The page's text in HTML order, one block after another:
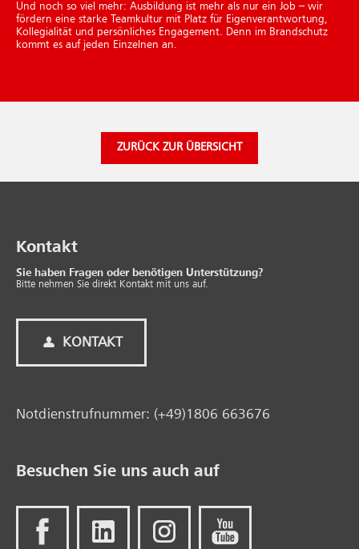
Und noch so viel mehr: Ausbildung ist mehr als nur ein Job – wir
fördern eine starke Teamkultur mit Platz für Eigenverantwortung,
Kollegialität und persönliches Engagement. Denn im Brandschutz
kommt es auf jeden Einzelnen an.
ZURÜCK ZUR ÜBERSICHT
Kontakt
Sie haben Fragen oder benötigen Unterstützung?
Bitte nehmen Sie direkt Kontakt mit uns auf.
KONTAKT
Notdienstrufnummer: (+49)1806 663676
Besuchen Sie uns auch auf